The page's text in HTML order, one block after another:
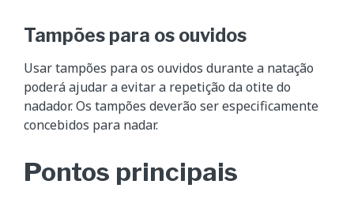
Tampões para os ouvidos
Usar tampões para os ouvidos durante a natação
poderá ajudar a evitar a repetição da otite do
nadador. Os tampões deverão ser especificamente
concebidos para nadar.
Pontos principais